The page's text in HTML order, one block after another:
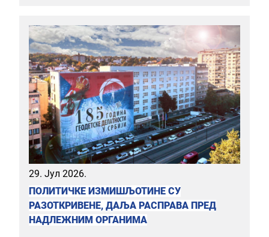
29. Јул 2026.
ПОЛИТИЧКЕ ИЗМИШЉОТИНЕ СУ
РАЗОТКРИВЕНЕ, ДАЉА РАСПРАВА ПРЕД
НАДЛЕЖНИМ ОРГАНИМА